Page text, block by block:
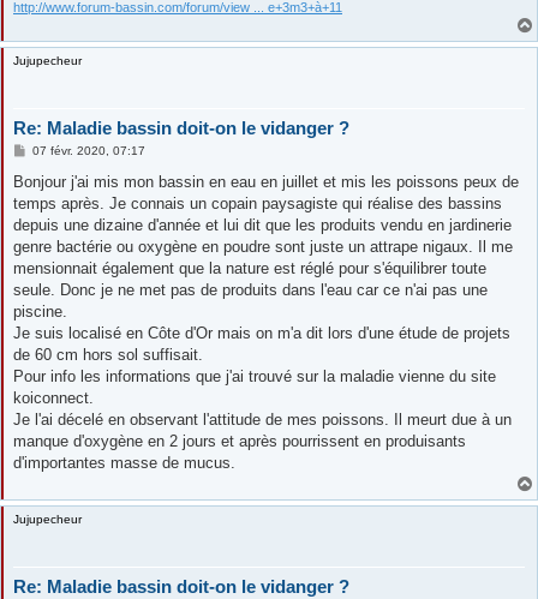
http://www.forum-bassin.com/forum/view ... e+3m3+à+11
Jujupecheur
Re: Maladie bassin doit-on le vidanger ?
M
s
a
g
e
07 févr. 2020, 07:17
Bonjour j'ai mis mon bassin en eau en juillet et mis les poissons peux de
temps après. Je connais un copain paysagiste qui réalise des bassins
depuis une dizaine d'année et lui dit que les produits vendu en jardinerie
genre bactérie ou oxygène en poudre sont juste un attrape nigaux. Il me
mensionnait également que la nature est réglé pour s'équilibrer toute
seule. Donc je ne met pas de produits dans l'eau car ce n'ai pas une
piscine.
Je suis localisé en Côte d'Or mais on m'a dit lors d'une étude de projets
de 60 cm hors sol suffisait.
Pour info les informations que j'ai trouvé sur la maladie vienne du site
koiconnect.
Je l'ai décelé en observant l'attitude de mes poissons. Il meurt due à un
manque d'oxygène en 2 jours et après pourrissent en produisants
d'importantes masse de mucus.
Jujupecheur
Re: Maladie bassin doit-on le vidanger ?